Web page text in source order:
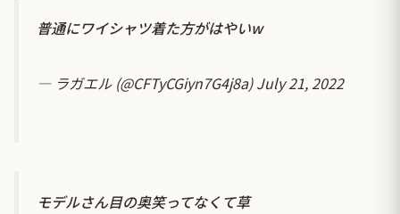
普通にワイシャツ着た方がはやいw
— ラガエル (@CFTyCGiyn7G4j8a)July 21, 2022
モデルさん目の奥笑ってなくて草